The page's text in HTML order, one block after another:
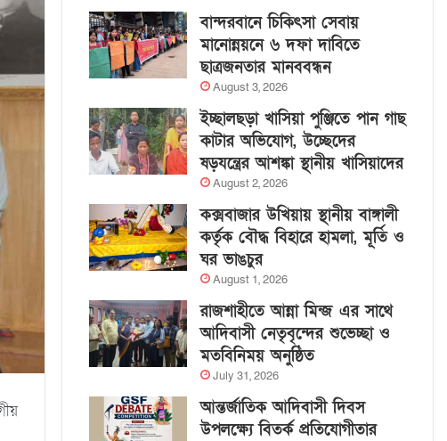
বান্দরবানে চিকিৎসা সেবায়
মানোন্নয়নে ৬ দফা দাবিতে
ছাত্রজনতার মানববন্ধন
August 3, 2026
ইচ্ছালছড়া খাসিয়া পুঞ্জিতে পান গাছ
কাটার অভিযোগ, উচ্ছেদের
ষড়যন্ত্রের আশঙ্কা স্থানীয় খাসিয়াদের
August 2, 2026
কক্সবাজার উখিয়ায় স্থানীয় বাঙ্গালী
কর্তৃক বৌদ্ধ বিহারে হামলা, মূর্তি ও
ঘর ভাঙচুর
August 1, 2026
রাজশাহীতে আন্না মিন্জ এর সাথে
আদিবাসী নেতৃবৃন্দের শুভেচ্ছা ও
মতবিনিময় অনুষ্ঠিত
July 31, 2026
আন্তর্জাতিক আদিবাসী দিবস
উপলক্ষ্যে বিতর্ক প্রতিযোগীতার